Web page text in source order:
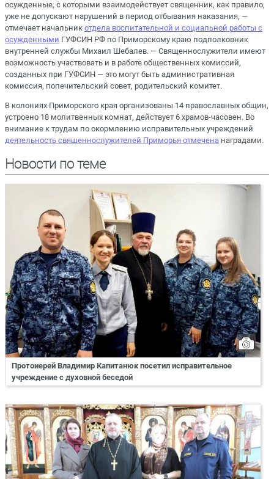
осужденные, с которыми взаимодействует священник, как правило,
уже не допускают нарушений в период отбывания наказания, ―
отмечает начальник отдела воспитательной и социальной работы с
осужденными ГУФСИН РФ по Приморскому краю подполковник
внутренней службы Михаил Шебалев. ― Священнослужители имеют
возможность участвовать и в работе общественных комиссий,
созданных при ГУФСИН ― это могут быть административная
комиссия, попечительский совет, родительский комитет.
В колониях Приморского края организованы 14 православных общин,
устроено 18 молитвенных комнат, действует 6 храмов-часовен. Во
внимание к трудам по окормлению исправительных учреждений
деятельность священнослужителей Приморья отмечена наградами.
Новости по теме
Протоиерей Владимир Капитанюк посетил исправительное
учреждение с духовной беседой